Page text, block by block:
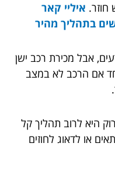
חוזר. איליי קאר
בתהליך מהיר
אבל מכירת רכב ישן
אם הרכב לא במצב
היא לרוב תהליך קל
או לדאוג לחוזים